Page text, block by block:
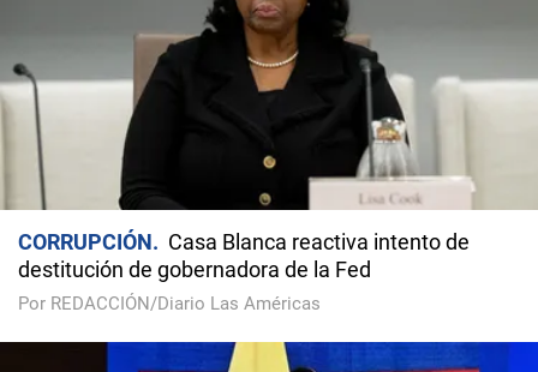
CORRUPCIÓN
Casa Blanca reactiva intento de
destitución de gobernadora de la Fed
Por REDACCIÓN/Diario Las Américas